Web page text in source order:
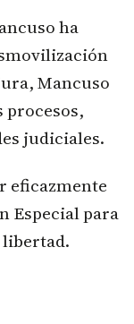
ha
Mancuso
procesos,
judiciales.
eficazmente
Especial para
libertad.